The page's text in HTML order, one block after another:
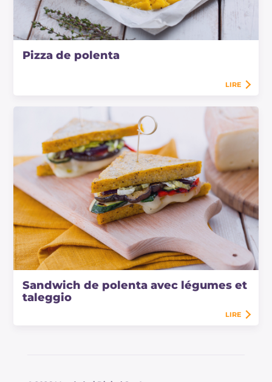
Pizza de polenta
LIRE
Sandwich de polenta avec légumes et
taleggio
LIRE